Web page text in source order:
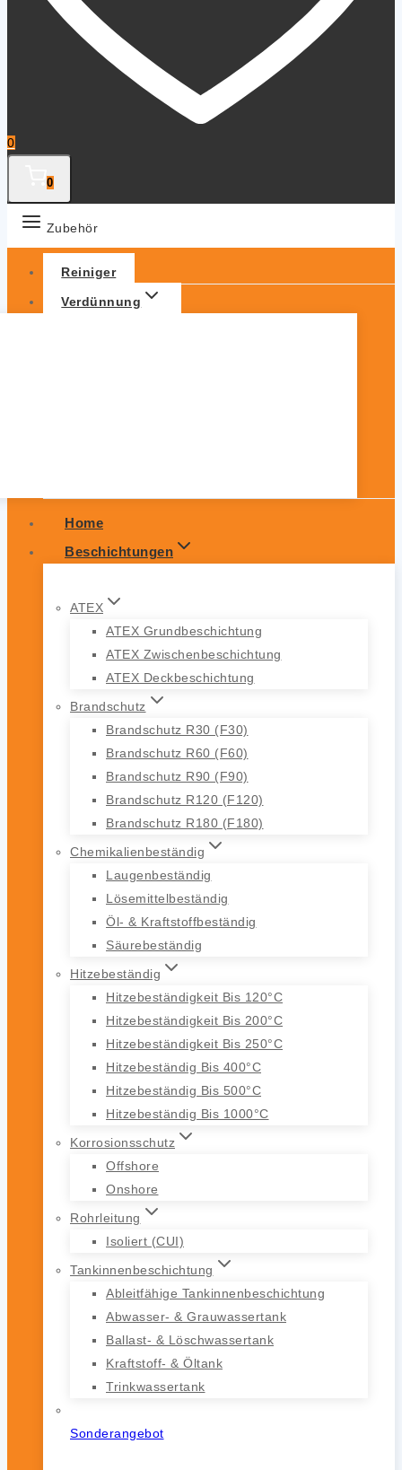
0
0
Zubehör
Reiniger
Verdünnung
Home
Beschichtungen
ATEX
ATEX Grundbeschichtung
ATEX Zwischenbeschichtung
ATEX Deckbeschichtung
Brandschutz
Brandschutz R30 (F30)
Brandschutz R60 (F60)
Brandschutz R90 (F90)
Brandschutz R120 (F120)
Brandschutz R180 (F180)
Chemikalienbeständig
Laugenbeständig
Lösemittelbeständig
Öl- & Kraftstoffbeständig
Säurebeständig
Hitzebeständig
Hitzebeständigkeit Bis 120°C
Hitzebeständigkeit Bis 200°C
Hitzebeständigkeit Bis 250°C
Hitzebeständig Bis 400°C
Hitzebeständig Bis 500°C
Hitzebeständig Bis 1000°C
Korrosionsschutz
Offshore
Onshore
Rohrleitung
Isoliert (CUI)
Tankinnenbeschichtung
Ableitfähige Tankinnenbeschichtung
Abwasser- & Grauwassertank
Ballast- & Löschwassertank
Kraftstoff- & Öltank
Trinkwassertank
Sonderangebot